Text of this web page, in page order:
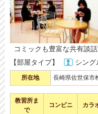
コミックも豊富な共有談
【部屋タイプ】
シング
所在地 長崎県佐世保市
教習所ま
で
コンビニ カラ